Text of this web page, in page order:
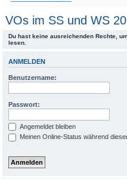
VOs im SS und WS
Du hast keine ausreichenden Rechte,
lesen.
ANMELDEN
Benutzername:
Passwort:
Angemeldet bleiben
Meinen Online-Status während